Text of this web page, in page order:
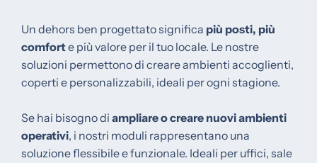
Un dehors ben progettato significa più posti, più
comforte più valore per il tuo locale. Le nostre
soluzioni permettono di creare ambienti accoglienti,
coperti e personalizzabili, ideali per ogni stagione.
Se hai bisogno di ampliare o creare nuovi ambienti
operativi, i nostri moduli rappresentano una
soluzione flessibile e funzionale. Ideali per uffici, sale